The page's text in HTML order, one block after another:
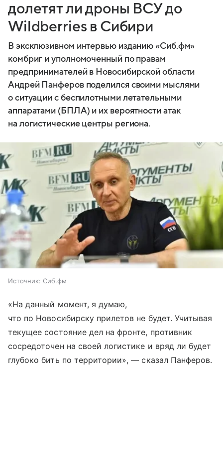
долетят ли дроны ВСУ до
Wildberries в Сибири
В эксклюзивном интервью изданию «Сиб.фм»
комбриг и уполномоченный по правам
предпринимателей в Новосибирской области
Андрей Панферов поделился своими мыслями
о ситуации с беспилотными летательными
аппаратами (БПЛА) и их вероятности атак
на логистические центры региона.
Источник: Сиб.фм
«На данный момент, я думаю,
что по Новосибирску прилетов не будет. Учитывая
текущее состояние дел на фронте, противник
сосредоточен на своей логистике и вряд ли будет
глубоко бить по территории», — сказал Панферов.